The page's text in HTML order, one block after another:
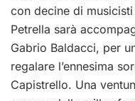
con decine di
Petrella sarà
Gabrio Baldacci, per
regalare l’ennesima
Capistrello. Una